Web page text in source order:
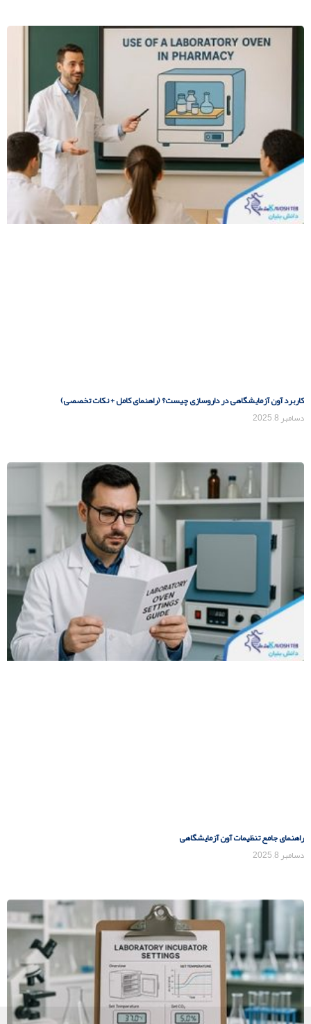
کاربرد آون آزمایشگاهی در داروسازی چیست؟ (راهنمای کامل + نکات تخصصی)
دسامبر 8, 2025
راهنمای جامع تنظیمات آون آزمایشگاهی
دسامبر 8, 2025